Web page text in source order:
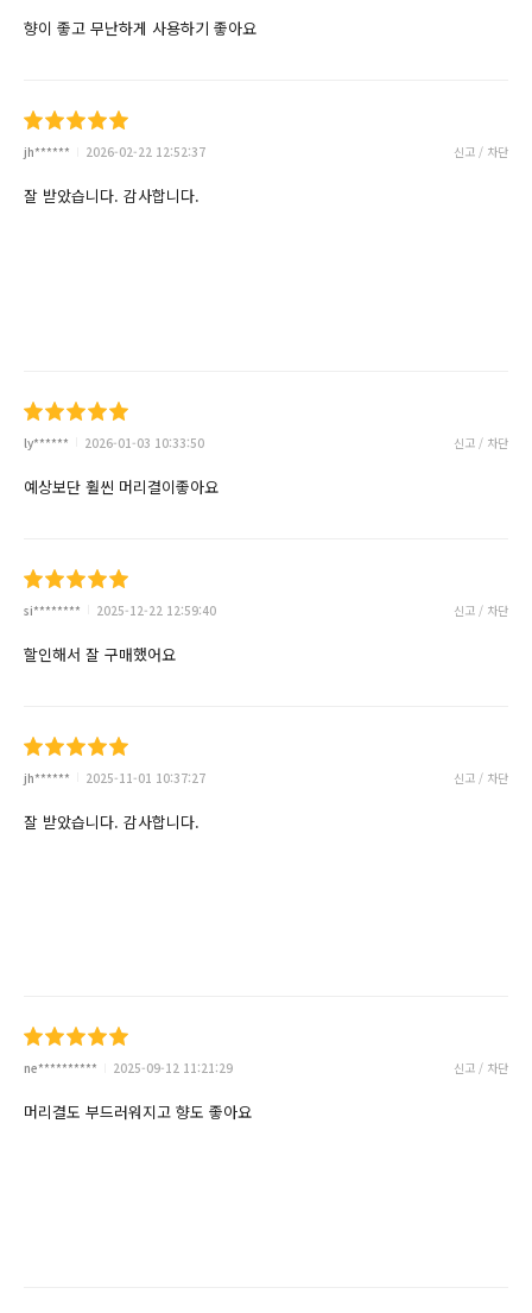
향이 좋고 무난하게 사용하기 좋아요
jh****** 2026-02-22 12:52:37 신고 / 차단
잘 받았습니다. 감사합니다.
ly****** 2026-01-03 10:33:50 신고 / 차단
예상보단 훨씬 머리결이좋아요
si******** 2025-12-22 12:59:40 신고 / 차단
할인해서 잘 구매했어요
jh****** 2025-11-01 10:37:27 신고 / 차단
잘 받았습니다. 감사합니다.
ne********** 2025-09-12 11:21:29 신고 / 차단
머리결도 부드러워지고 향도 좋아요